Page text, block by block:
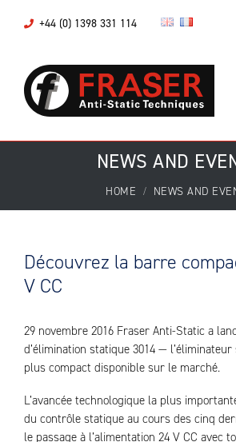
+44 (0) 1398 331 114
NEWS AND
HOME NEWS AND
Découvrez la barre
V CC
29 novembre 2016 Fraser Anti-Static a
d’élimination statique 3014 —
plus compact disponible sur le marché.
L’avancée technologique la plus
du contrôle statique au cours des cinq
le passage à l’alimentation 24 V CC avec